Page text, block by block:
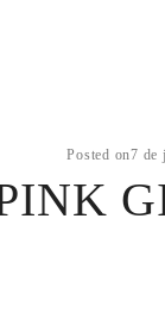
Posted on7 de